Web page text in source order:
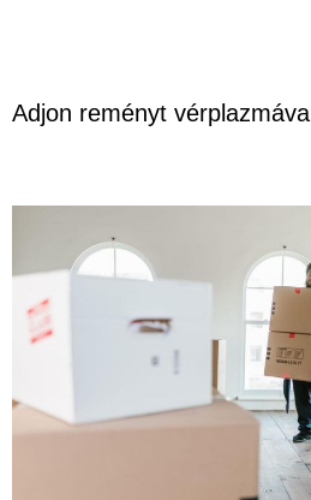
Adjon reményt vérplazmával